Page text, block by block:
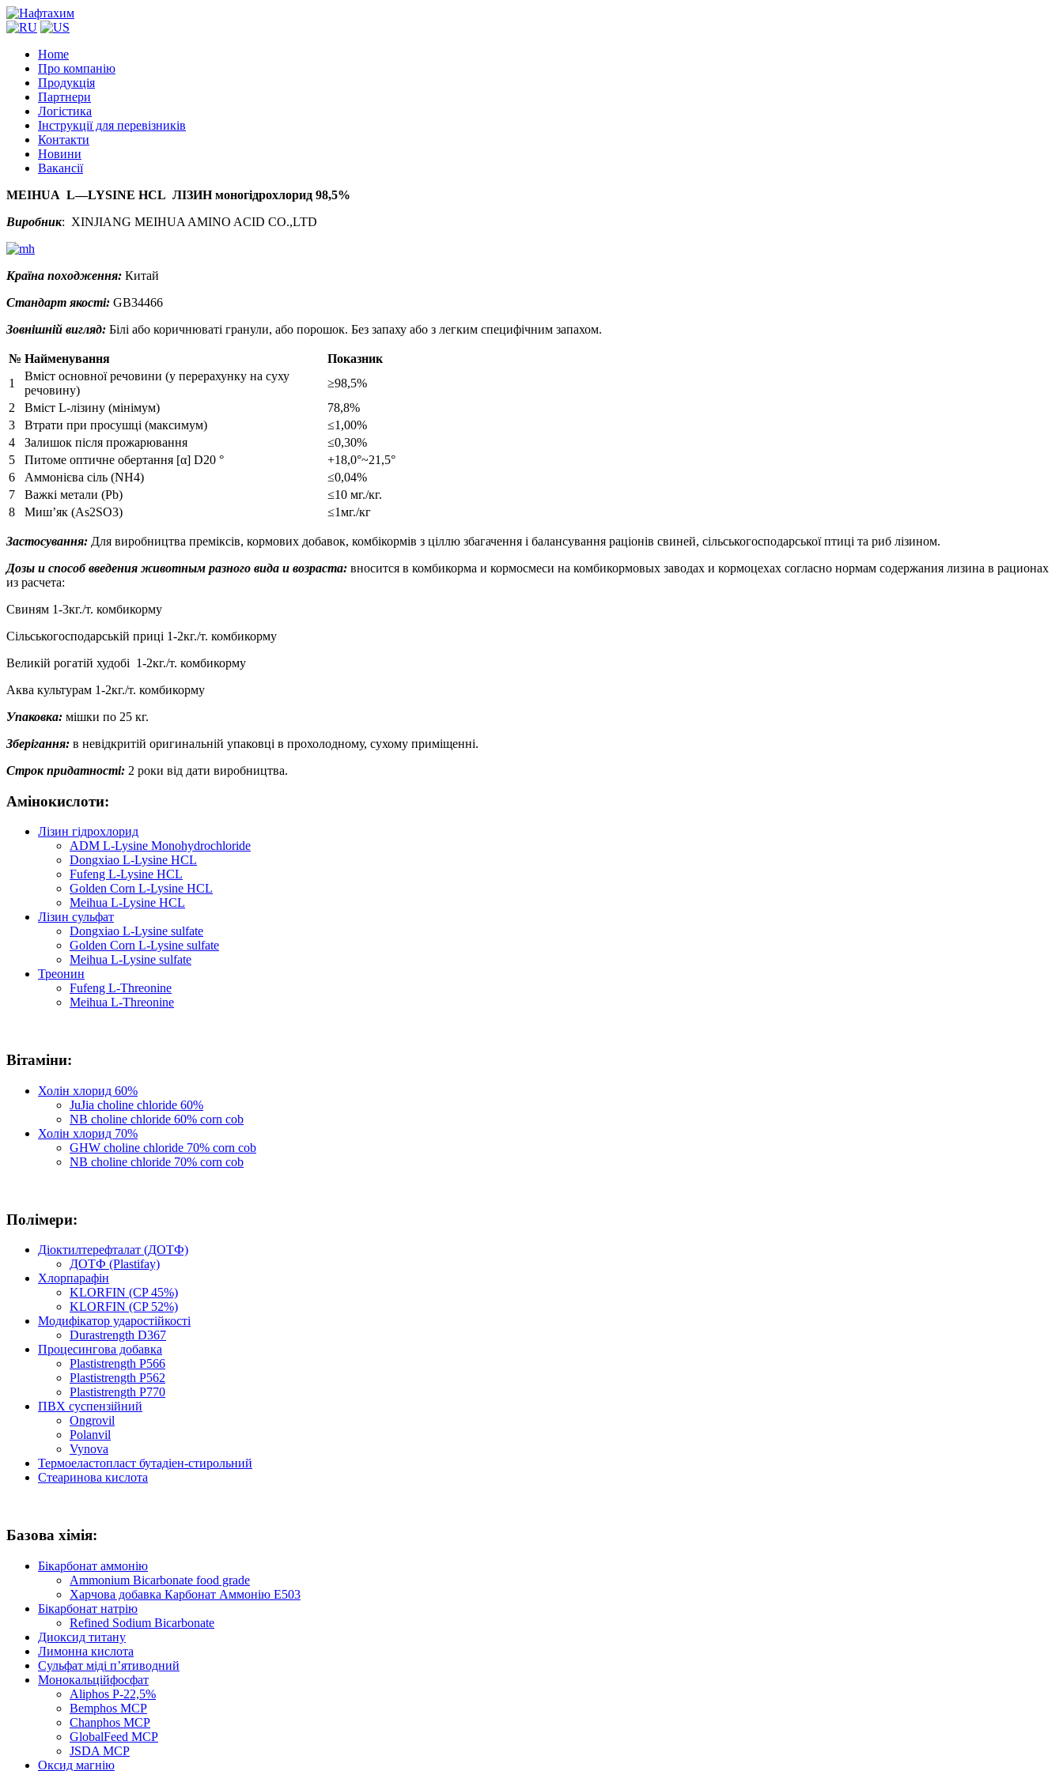
Home
Про компанію
Продукція
Партнери
Логістика
Інструкції для перевізників
Контакти
Новини
Вакансії
MEIHUA L—LYSINE HCL ЛІЗИН моногідрохлорид 98,5%
Виробник: XINJIANG MEIHUA AMINO ACID CO.,LTD
Країна походження: Китай
Стандарт якості: GB34466
Зовнішній вигляд: Білі або коричнюваті гранули, або порошок. Без запаху або з легким специфічним запахом.
№ Найменування
Показник
1
Вміст основної речовини (у перерахунку на суху
речовину)
≥98,5%
2
Вміст L-лізину (мінімум)
78,8%
3
Втрати при просушці (максимум)
≤1,00%
4
Залишок після прожарювання
≤0,30%
5
Питоме оптичне обертання [α] D20 °
+18,0°~21,5°
6
Аммонієва сіль (NH4)
≤0,04%
7
Важкі метали (Pb)
≤10 мг./кг.
8
Миш’як (As2SO3) ≤1мг./кг
Застосування: Для виробництва преміксів, кормових добавок, комбікормів з ціллю збагачення і балансування раціонів свиней, сільськогосподарської птиці та риб лізином.
Дозы и способ введения животным разного вида и возраста: вносится в комбикорма и кормосмеси на комбикормовых заводах и кормоцехах согласно нормам содержания лизина в рационах
из расчета:
Свиням 1-3кг./т. комбикорму
Сільськогосподарській приці 1-2кг./т. комбикорму
Великій рогатій худобі 1-2кг./т. комбикорму
Аква культурам 1-2кг./т. комбикорму
Упаковка: мішки по 25 кг.
Зберігання: в невідкритій оригинальній упаковці в прохолодному, сухому приміщенні.
Строк придатності: 2 роки від дати виробництва.
Амінокислоти:
Лізин гідрохлорид
ADM L-Lysine Monohydrochloride
Dongxiao L-Lysine HCL
Fufeng L-Lysine HCL
Golden Corn L-Lysine HCL
Meihua L-Lysine HCL
Лізин сульфат
Dongxiao L-Lysine sulfate
Golden Corn L-Lysine sulfate
Meihua L-Lysine sulfate
Треонин
Fufeng L-Threonine
Meihua L-Threonine
Вітаміни:
Холін хлорид 60%
JuJia сholine chloride 60%
NB сholine chloride 60% сorn сob
Холін хлорид 70%
GHW сholine chloride 70% сorn сob
NB сholine chloride 70% сorn сob
Полімери:
Діоктилтерефталат (ДОТФ)
ДОТФ (Plastifay)
Хлорпарафін
KLORFIN (CP 45%)
KLORFIN (CP 52%)
Модифікатор ударостійкості
Durastrength D367
Процесингова добавка
Plastistrength P566
Plastistrength P562
Plastistrength P770
ПВХ суспензійний
Ongrovil
Polanvil
Vynova
Термоеластопласт бутадіен-стирольний
Стеаринова кислота
Базова хімія:
Бікарбонат аммонію
Ammonium Bicarbonate food grade
Харчова добавка Карбонат Аммонію E503
Бікарбонат натрію
Refined Sodium Bicarbonate
Диоксид титану
Лимонна кислота
Сульфат міді п’ятиводний
Монокальційфосфат
Aliphos P-22,5%
Bemphos MCP
Chanphos MCP
GlobalFeed MCP
JSDA MCP
Оксид магнію